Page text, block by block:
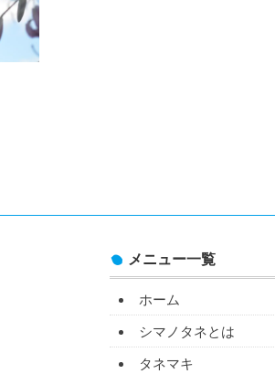
メニュー一覧
ホーム
シマノタネとは
タネマキ